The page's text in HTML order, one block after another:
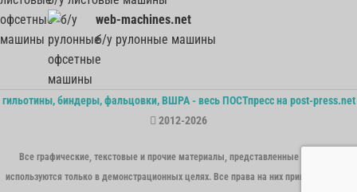
web-machines.net
б/у рулонные машины
гильотины, биндеры, фальцовки, ВШРА - весь ПОСТпресс на post-press.net
2012-2026
Все графические, текстовые и прочие материалы, представленные на сайте,
используются только в демонстрационных целях. Все права на них принадлежат их